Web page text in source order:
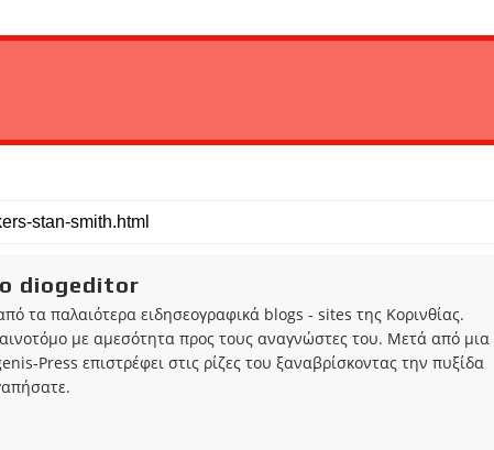
diogeditor
τα παλαιότερα ειδησεογραφικά blogs - sites της Κορινθίας.
με αμεσότητα προς τους αναγνώστες του. Μετά από μια
Press επιστρέφει στις ρίζες του ξαναβρίσκοντας την πυξίδα